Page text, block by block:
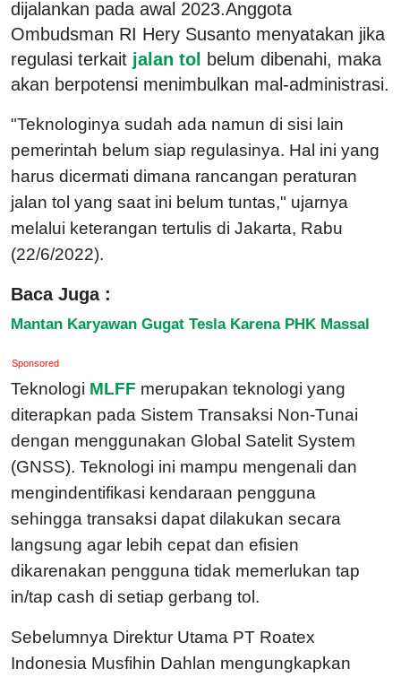
dijalankan pada awal 2023.Anggota
Ombudsman RI Hery Susanto menyatakan jika
regulasi terkait jalan tol
belum dibenahi, maka
akan berpotensi menimbulkan mal-administrasi.
"Teknologinya sudah ada namun di sisi lain
pemerintah belum siap regulasinya. Hal ini yang
harus dicermati dimana rancangan peraturan
jalan tol yang saat ini belum tuntas," ujarnya
melalui keterangan tertulis di Jakarta, Rabu
(22/6/2022).
Baca Juga :
Mantan Karyawan Gugat Tesla Karena PHK Massal
Sponsored
Teknologi MLFF merupakan teknologi yang
diterapkan pada Sistem Transaksi Non-Tunai
dengan menggunakan Global Satelit System
(GNSS). Teknologi ini mampu mengenali dan
mengindentifikasi kendaraan pengguna
sehingga transaksi dapat dilakukan secara
langsung agar lebih cepat dan efisien
dikarenakan pengguna tidak memerlukan tap
in/tap cash di setiap gerbang tol.
Sebelumnya Direktur Utama PT Roatex
Indonesia Musfihin Dahlan mengungkapkan